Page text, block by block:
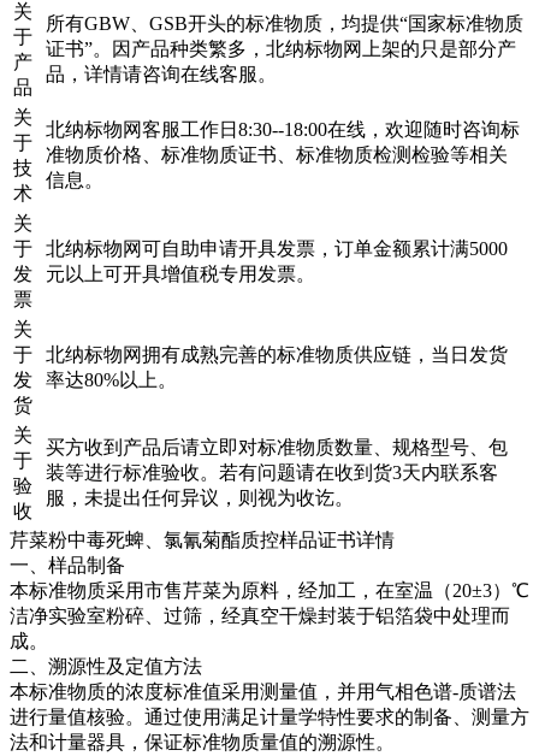
关
于
产
品
所有GBW、GSB开头的标准物质，均提供“国家标准物质
证书”。因产品种类繁多，北纳标物网上架的只是部分产
品，详情请咨询在线客服。
关
于
技
术
北纳标物网客服工作日8:30--18:00在线，欢迎随时咨询标
准物质价格、标准物质证书、标准物质检测检验等相关
信息。
关
于
发
票
北纳标物网可自助申请开具发票，订单金额累计满5000
元以上可开具增值税专用发票。
关
于
发
货
北纳标物网拥有成熟完善的标准物质供应链，当日发货
率达80%以上。
关
于
验
收
买方收到产品后请立即对标准物质数量、规格型号、包
装等进行标准验收。若有问题请在收到货3天内联系客
服，未提出任何异议，则视为收讫。
芹菜粉中毒死蜱、氯氰菊酯质控样品证书详情
一、样品制备
本标准物质采用市售芹菜为原料，经加工，在室温（20±3）℃
洁净实验室粉碎、过筛，经真空干燥封装于铝箔袋中处理而
成。
二、溯源性及定值方法
本标准物质的浓度标准值采用测量值，并用气相色谱-质谱法
进行量值核验。通过使用满足计量学特性要求的制备、测量方
法和计量器具，保证标准物质量值的溯源性。